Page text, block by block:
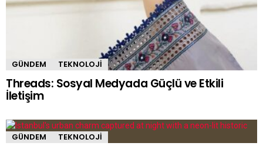
GÜNDEM TEKNOLOJI
Threads: Sosyal Medyada Güçlü ve Etkili
İletişim
GÜNDEM TEKNOLOJI